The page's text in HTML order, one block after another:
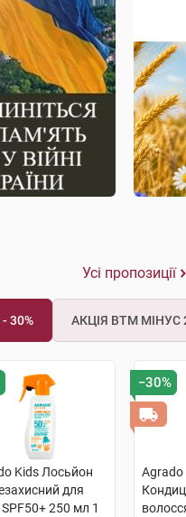
Усі пропозиції
30% АКЦІЯ ВТМ МІНУС
Kids Лосьйон
для
SPF50+ 250 мл 1
−30%
Agrado